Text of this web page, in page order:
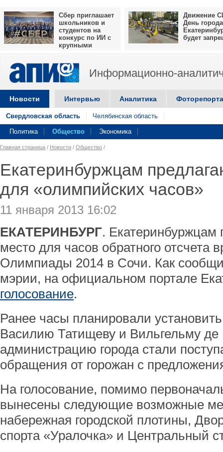
Сбер приглашает
школьников и
студентов на
конкурс по ИИ с
крупными
Движение
День города
будет
Информационно-
Новости Интервью Аналитика
Свердловская область Челябинская область
Политика Общество Экономика
Главная страница / Новости / Общество /
Екатеринбуржцам
для «олимпийских часов»
11 января 2013 16:02
ЕКАТЕРИНБУРГ. Екатеринбуржцам
место для часов обратного отсчета
Олимпиады 2014 в Сочи. Как
мэрии, на официальном портале
голосование.
Ранее часы планировали
Василию Татищеву и Вильгельму де
администрацию города стали
обращения от горожан с
На голосование, помимо
вынесены следующие возможные
набережная городской плотины,
спорта «Уралочка» и Центральный